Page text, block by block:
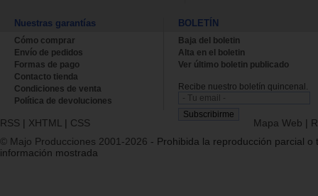
Nuestras garantías
Cómo comprar
Envío de pedidos
Formas de pago
Contacto tienda
Condiciones de venta
Política de devoluciones
BOLETÍN
Baja del boletin
Alta en el boletin
Ver último boletin publicado
Recibe nuestro boletín quincenal.
RSS | XHTML | CSS Mapa Web |
© Majo Producciones 2001-2026 - Prohibida la reproducción parcial o
información mostrada